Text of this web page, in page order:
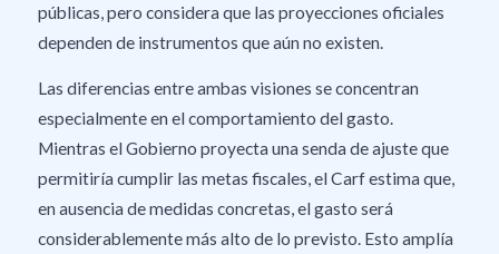
públicas, pero considera que las proyecciones oficiales
dependen de instrumentos que aún no existen.
Las diferencias entre ambas visiones se concentran
especialmente en el comportamiento del gasto.
Mientras el Gobierno proyecta una senda de ajuste que
permitiría cumplir las metas fiscales, el Carf estima que,
en ausencia de medidas concretas, el gasto será
considerablemente más alto de lo previsto. Esto amplía